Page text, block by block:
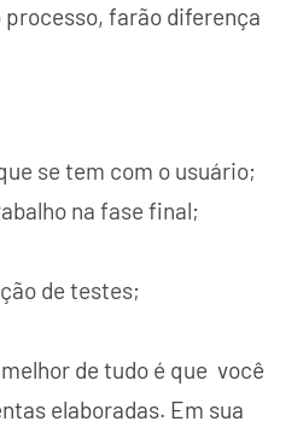
farão diferença
se tem com o usuário;
na fase final;
de testes;
de tudo é que você
elaboradas. Em sua